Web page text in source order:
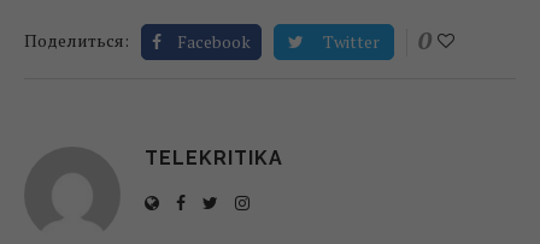
Поделиться: Facebook Twitter 0
TELEKRITIKA